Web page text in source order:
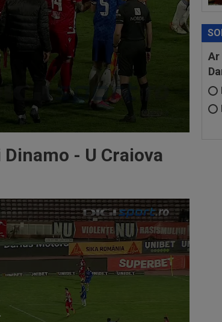
- U Craiova
Ar